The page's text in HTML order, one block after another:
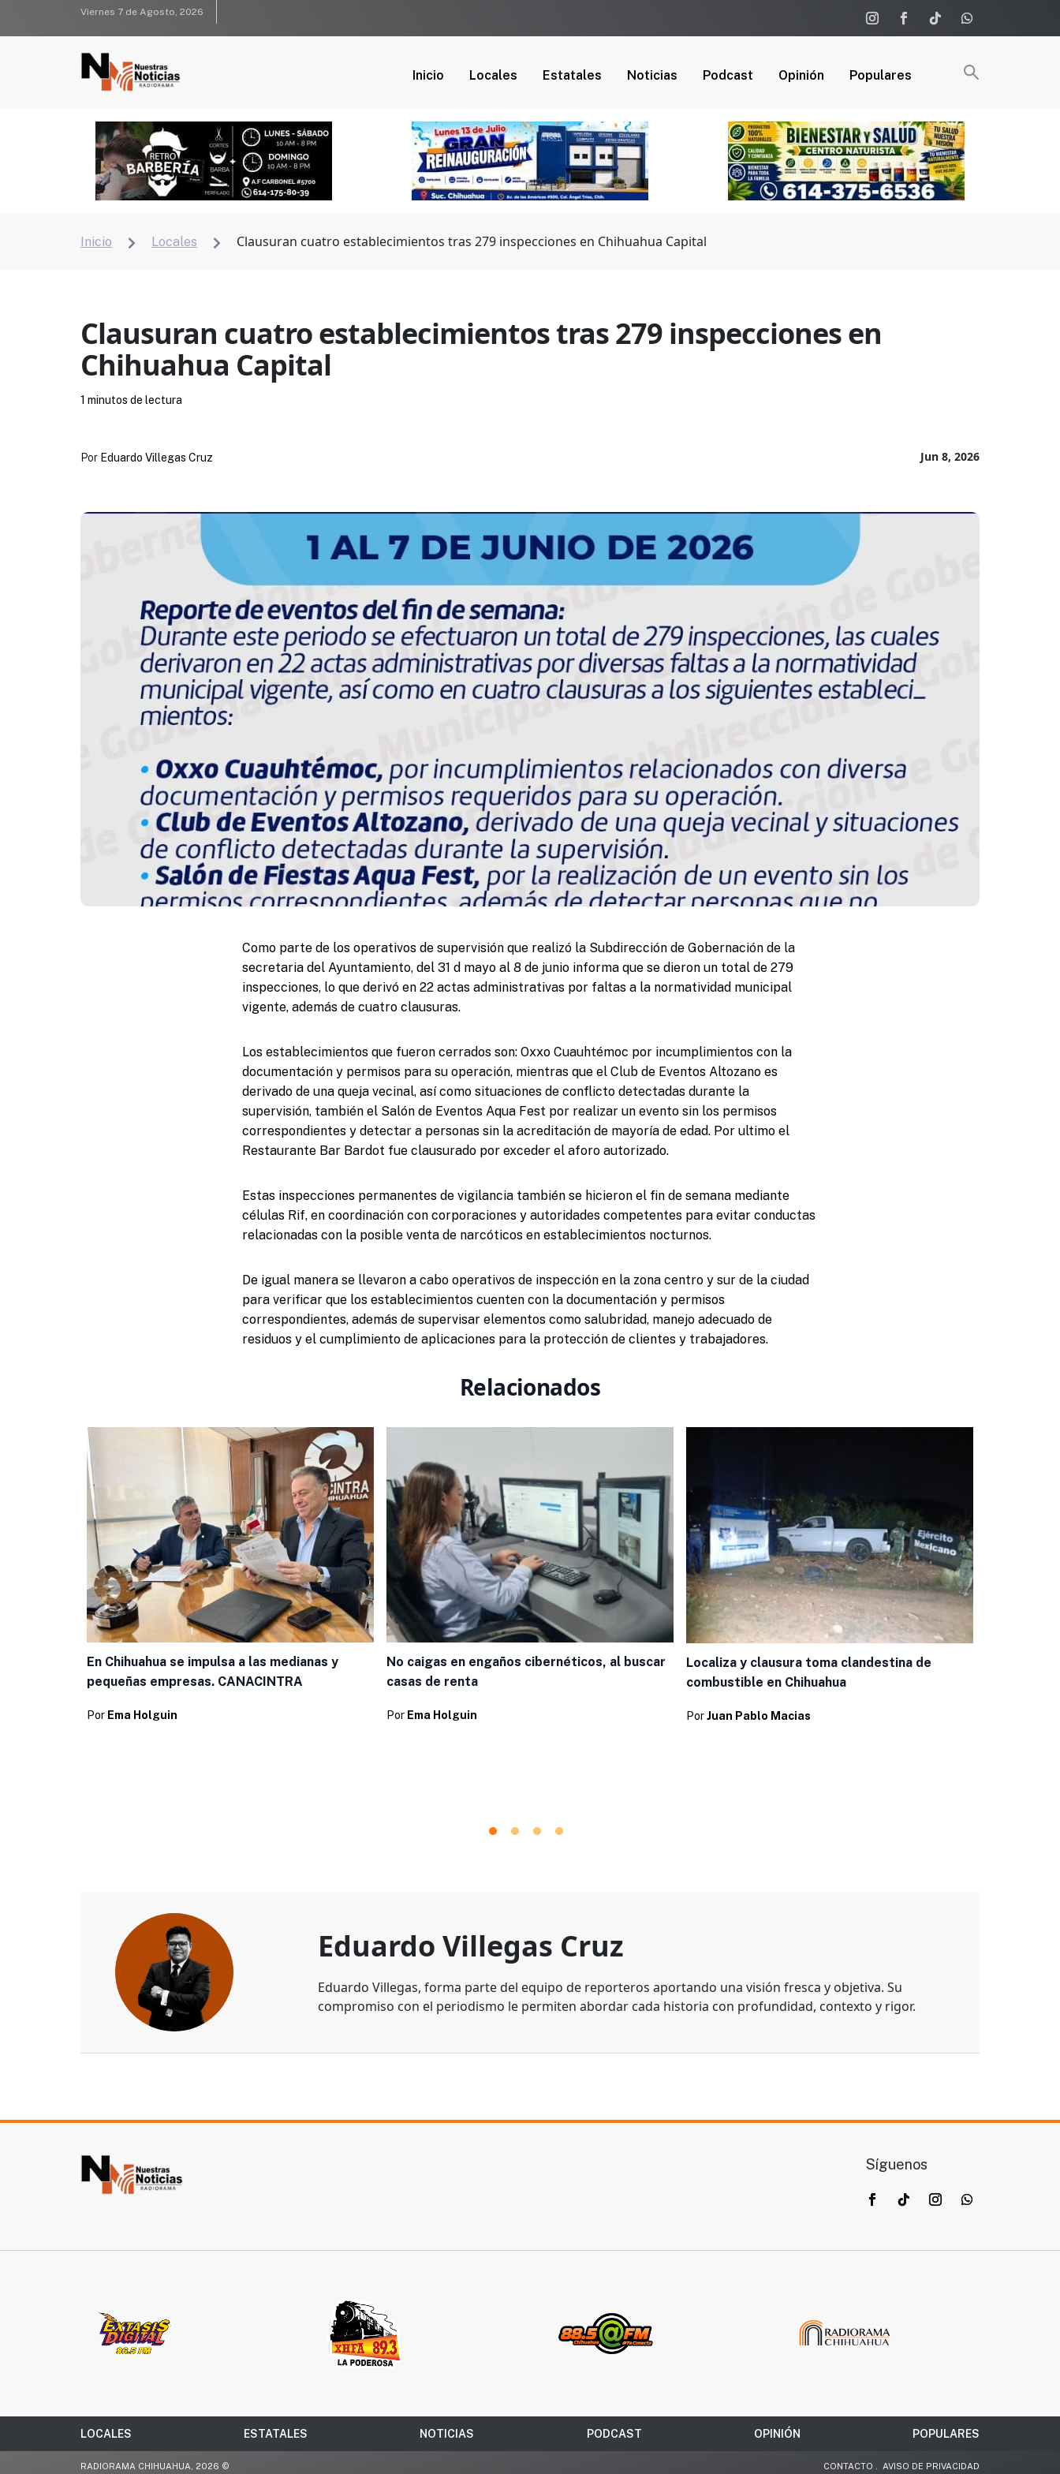
Viernes 7 de Agosto, 2026
Inicio Locales Estatales Noticias Podcast Opinión Populares
Inicio  Locales  Clausuran cuatro establecimientos tras 279 inspecciones en Chihuahua Capital
Clausuran cuatro establecimientos tras 279 inspecciones en
Chihuahua Capital
Jun 8, 2026
Por Eduardo Villegas Cruz
1 minutos de lectura
Como parte de los operativos de supervisión que realizó la Subdirección de Gobernación de la
secretaria del Ayuntamiento, del 31 d mayo al 8 de junio informa que se dieron un total de 279
inspecciones, lo que derivó en 22 actas administrativas por faltas a la normatividad municipal
vigente, además de cuatro clausuras.
Los establecimientos que fueron cerrados son: Oxxo Cuauhtémoc por incumplimientos con la
documentación y permisos para su operación, mientras que el Club de Eventos Altozano es
derivado de una queja vecinal, así como situaciones de conflicto detectadas durante la
supervisión, también el Salón de Eventos Aqua Fest por realizar un evento sin los permisos
correspondientes y detectar a personas sin la acreditación de mayoría de edad. Por ultimo el
Restaurante Bar Bardot fue clausurado por exceder el aforo autorizado.
Estas inspecciones permanentes de vigilancia también se hicieron el fin de semana mediante
células Rif, en coordinación con corporaciones y autoridades competentes para evitar conductas
relacionadas con la posible venta de narcóticos en establecimientos nocturnos.
De igual manera se llevaron a cabo operativos de inspección en la zona centro y sur de la ciudad
para verificar que los establecimientos cuenten con la documentación y permisos
correspondientes, además de supervisar elementos como salubridad, manejo adecuado de
residuos y el cumplimiento de aplicaciones para la protección de clientes y trabajadores.
Relacionados
En Chihuahua se impulsa a las medianas y
pequeñas empresas. CANACINTRA
Por Ema Holguin
No caigas en engaños cibernéticos, al buscar
casas de renta
Por Ema Holguin
Localiza y clausura toma clandestina de
combustible en Chihuahua
PorJuan Pablo Macias
Eduardo Villegas Cruz
Eduardo Villegas, forma parte del equipo de reporteros aportando una visión fresca y objetiva. Su
compromiso con el periodismo le permiten abordar cada historia con profundidad, contexto y rigor.
Síguenos
LOCALES ESTATALES NOTICIAS PODCAST OPINIÓN POPULARES
RADIORAMA CHIHUAHUA, 2026 © CONTACTO AVISO DE PRIVACIDAD